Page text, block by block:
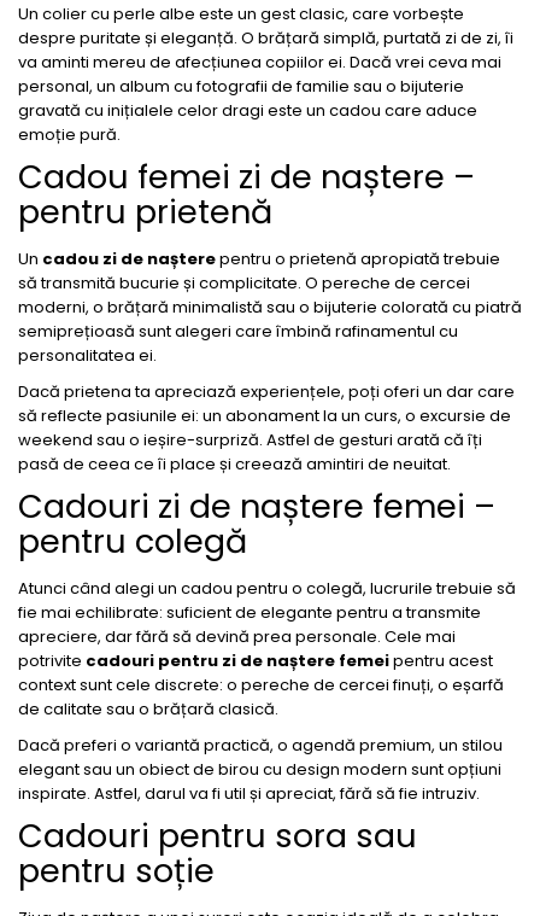
Un colier cu perle albe este un gest clasic, care vorbește
despre puritate și eleganță. O brățară simplă, purtată zi de zi, îi
va aminti mereu de afecțiunea copiilor ei. Dacă vrei ceva mai
personal, un album cu fotografii de familie sau o bijuterie
gravată cu inițialele celor dragi este un cadou care aduce
emoție pură.
Cadou femei zi de naștere –
pentru prietenă
Un cadou zi de nașterepentru o prietenă apropiată trebuie
să transmită bucurie și complicitate. O pereche de cercei
moderni, o brățară minimalistă sau o bijuterie colorată cu piatră
semiprețioasă sunt alegeri care îmbină rafinamentul cu
personalitatea ei.
Dacă prietena ta apreciază experiențele, poți oferi un dar care
să reflecte pasiunile ei: un abonament la un curs, o excursie de
weekend sau o ieșire-surpriză. Astfel de gesturi arată că îți
pasă de ceea ce îi place și creează amintiri de neuitat.
Cadouri zi de naștere femei –
pentru colegă
Atunci când alegi un cadou pentru o colegă, lucrurile trebuie să
fie mai echilibrate: suficient de elegante pentru a transmite
apreciere, dar fără să devină prea personale. Cele mai
potrivite cadouri pentru zi de naștere femeipentru acest
context sunt cele discrete: o pereche de cercei finuți, o eșarfă
de calitate sau o brățară clasică.
Dacă preferi o variantă practică, o agendă premium, un stilou
elegant sau un obiect de birou cu design modern sunt opțiuni
inspirate. Astfel, darul va fi util și apreciat, fără să fie intruziv.
Cadouri pentru sora sau
pentru soție